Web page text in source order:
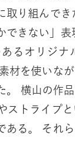
組んできた
できない」
るオリジナ
材を使いな
した
ストライプ
ある。 それ